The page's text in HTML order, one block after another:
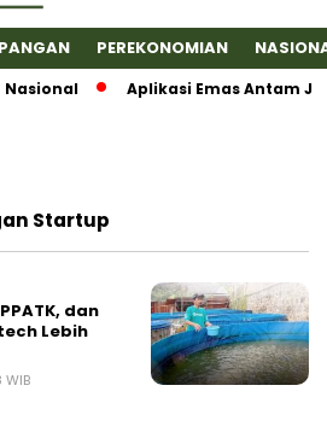
PEREKONOMIAN
Aplikasi Emas Antam
Startup
dan
Lebih